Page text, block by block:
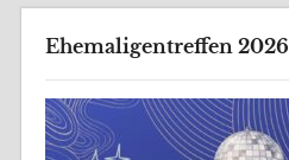
Ehemaligentreffen 2026